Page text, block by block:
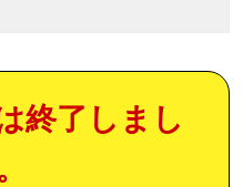
終了しまし